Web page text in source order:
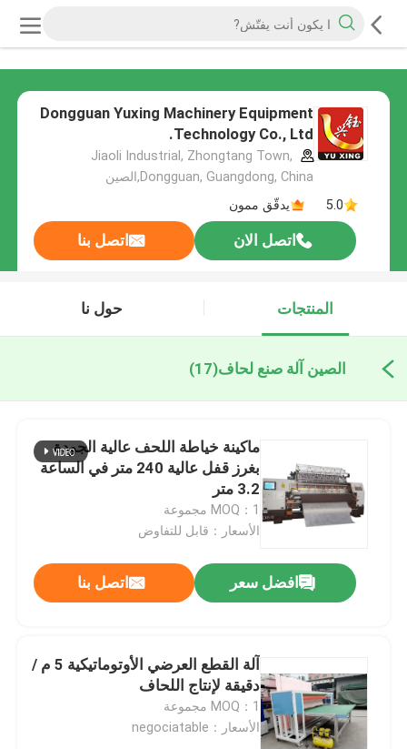
Dongguan Yuxing Machinery Equipment
Technology Co., Ltd.
Jiaoli Industrial, Zhongtang Town,
Dongguan, Guangdong, China,الصين
5.0
يدقّق ممون
اتصل الان اتصل بنا
المنتجات حول نا
الصين آلة صنع لحاف(17)
ماكينة خياطة اللحف عالية الجودة
بغرز قفل عالية 240 متر في الساعة
3.2 متر
MOQ：1 مجموعة
الأسعار：قابل للتفاوض
افضل سعر اتصل بنا
آلة القطع العرضي الأوتوماتيكية 5 م /
دقيقة لإنتاج اللحاف
MOQ：1 مجموعة
الأسعار：negociatable